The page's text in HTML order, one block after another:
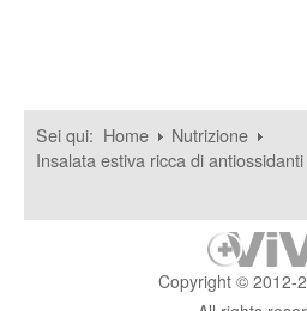
Sei qui: Home
Nutrizione
Insalata estiva ricca di
Copyright © 2012-